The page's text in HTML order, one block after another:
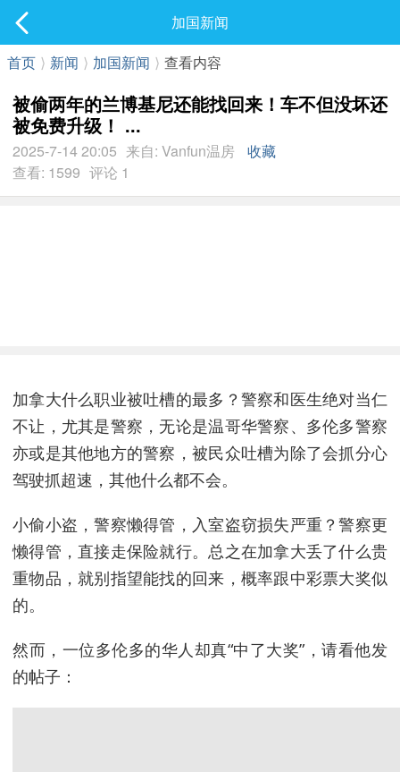
最新发表
加国新闻
首页 ⟩ 新闻 ⟩ 加国新闻 ⟩ 查看内容
被偷两年的兰博基尼还能找回来！车不但没坏还
被免费升级！ ...
2025-7-14 20:05 来自: Vanfun温房
收藏
查看: 1599 评论 1
加拿大什么职业被吐槽的最多？警察和医生绝对当仁
不让，尤其是警察，无论是温哥华警察、多伦多警察
亦或是其他地方的警察，被民众吐槽为除了会抓分心
驾驶抓超速，其他什么都不会。
小偷小盗，警察懒得管，入室盗窃损失严重？警察更
懒得管，直接走保险就行。总之在加拿大丢了什么贵
重物品，就别指望能找的回来，概率跟中彩票大奖似
的。
然而，一位多伦多的华人却真“中了大奖”，请看他发
的帖子：